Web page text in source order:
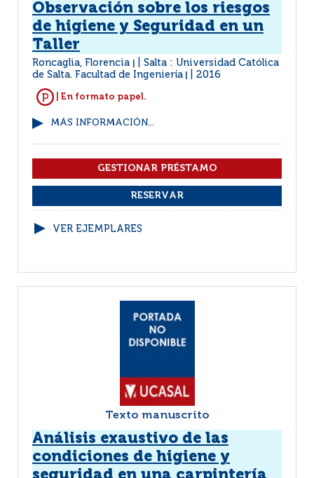
Observación sobre los riesgos
de higiene y Seguridad en un
Taller
Roncaglia, Florencia
Salta : Universidad Católica
de Salta. Facultad de Ingeniería
2016
| En formato papel.
MÁS INFORMACIÓN...
VER EJEMPLARES
Texto manuscrito
Análisis exaustivo de las
condiciones de higiene y